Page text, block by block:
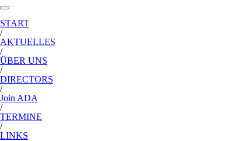
START
/
AKTUELLES
/
ÜBER UNS
/
DIRECTORS
/
Join ADA
/
TERMINE
/
LINKS